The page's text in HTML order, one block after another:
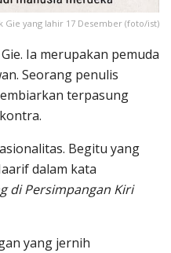
Gie yang lahir 17 Desember (foto/ist)
Ia merupakan pemuda
Seorang penulis
terpasung
Begitu yang
dalam kata
di Persimpangan Kiri
yang jernih